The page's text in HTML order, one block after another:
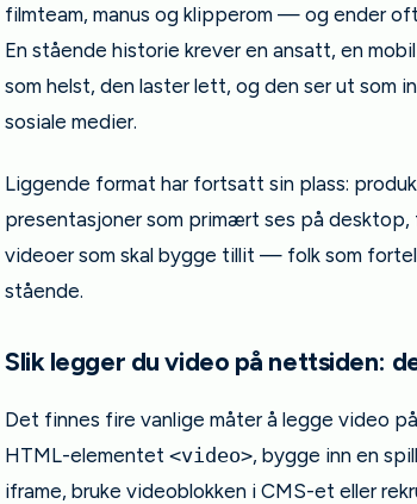
filmteam, manus og klipperom — og ender
En stående historie krever en ansatt, en
som helst, den laster lett, og den ser ut som
sosiale medier.
Liggende format har fortsatt sin plass:
presentasjoner som primært ses på
videoer som skal bygge tillit — folk som
stående.
Slik legger du video på nettsiden:
Det finnes fire vanlige måter å legge video
HTML-elementet <video>, bygge inn en
iframe, bruke videoblokken i CMS-et eller